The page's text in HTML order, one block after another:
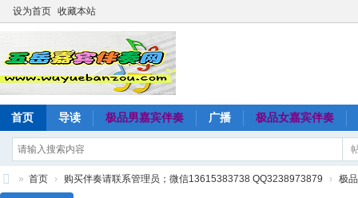
设为首页 收藏本站
首页 导读 极品男嘉宾伴奏 广播 极品女嘉宾伴奏
» 首页 › 购买伴奏请联系管理员；微信13615383738 QQ3238973879 › 极